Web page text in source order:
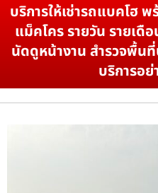
บริการให้เช่ารถแบคโฮ
แม็คโคร รายวัน รายเดื
นัดดูหน้างาน สำรวจพื้นที่
บริการอ